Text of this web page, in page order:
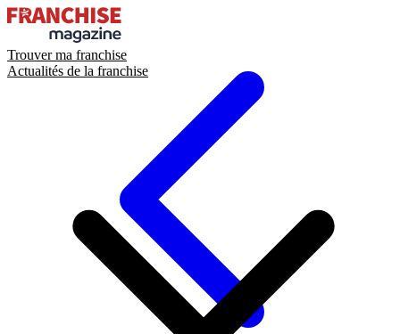
Trouver ma franchise
Actualités de la franchise